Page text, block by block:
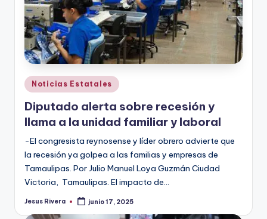
Publicado
en
Noticias Estatales
Diputado alerta sobre recesión y
llama a la unidad familiar y laboral
-El congresista reynosense y líder obrero advierte que
la recesión ya golpea a las familias y empresas de
Tamaulipas. Por Julio Manuel Loya Guzmán Ciudad
Victoria, Tamaulipas. El impacto de…
Publicado
Jesus Rivera junio 17, 2025